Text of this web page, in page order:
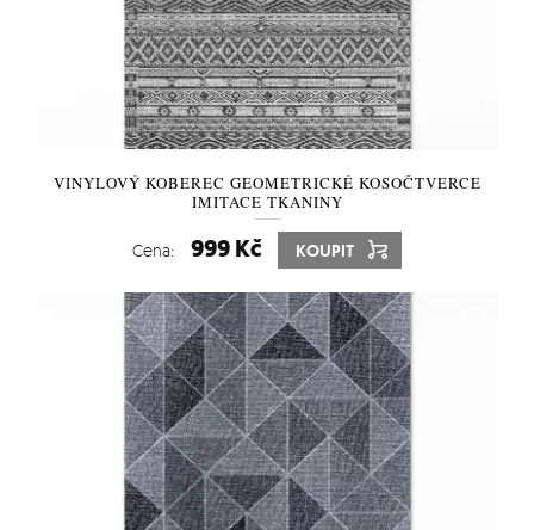
VINYLOVÝ KOBEREC GEOMETRICKÉ KOSOČTVERCE
IMITACE TKANINY
Cena: 999 Kč KOUPIT